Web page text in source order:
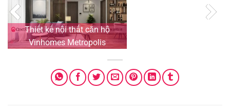
Thiết kế nội thất căn hộ
Vinhomes Metropolis